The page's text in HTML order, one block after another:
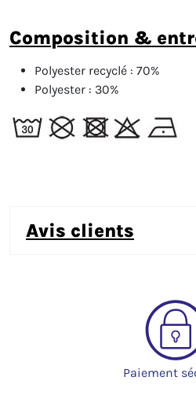
composition &
Polyester recyclé : 70%
Polyester : 30%
avis clients
Paiement